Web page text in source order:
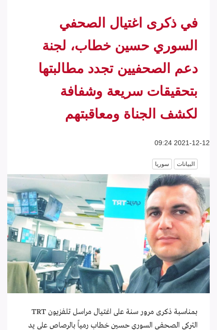
في ذكرى اغتيال الصحفي
السوري حسين خطاب، لجنة
دعم الصحفيين تجدد مطالبتها
بتحقيقات سريعة وشفافة
لكشف الجناة ومعاقبتهم
2021-12-12 09:24
البيانات سوريا
بمناسبة ذكرى مرور سنة على اغتيال مراسل تلفزيون TRT
التركي الصحفي السوري حسين خطاب رمياً بالرصاص على يد